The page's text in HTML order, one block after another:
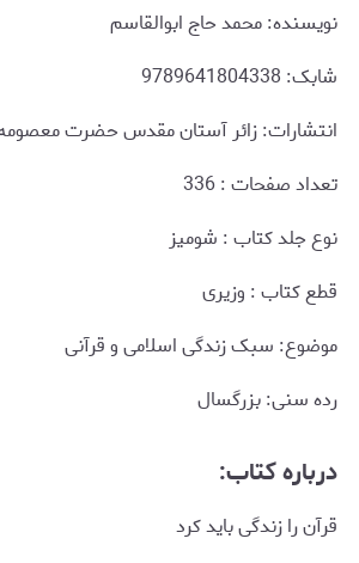
نویسنده: محمد حاج ابوالقاسم
شابک: 9789641804338
انتشارات: زائر آستان مقدس حضرت معصومه
تعداد صفحات : 336
نوع جلد کتاب : شومیز
قطع کتاب : وزیری
موضوع: سبک زندگی اسلامی و قرآنی
رده سنی: بزرگسال
درباره کتاب:
قرآن را زندگی باید کرد